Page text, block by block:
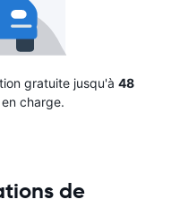
gratuite jusqu'à 48
charge.
de